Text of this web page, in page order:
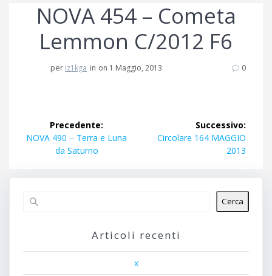
NOVA 454 – Cometa
Lemmon C/2012 F6
per iz1kga in on 1 Maggio, 2013 0
Navigazione
articoli
Precedente:
Articolo
precedente:
NOVA 490 – Terra e Luna
da Saturno
Successivo:
Articolo
Circolare 164 MAGGIO
2013
Cerca
Articoli recenti
x